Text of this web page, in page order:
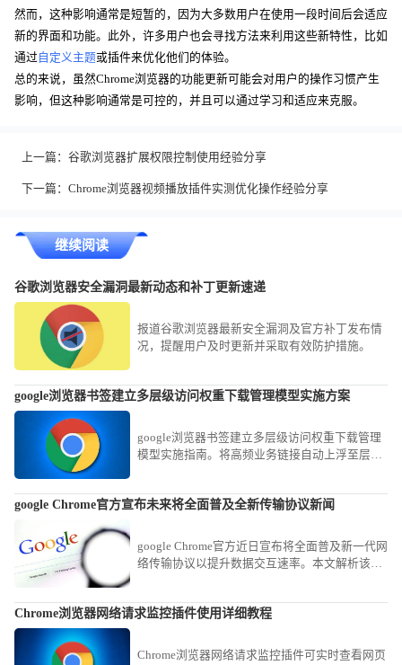
然而，这种影响通常是短暂的，因为大多数用户在使用一段时间后会适应
新的界面和功能。此外，许多用户也会寻找方法来利用这些新特性，比如
通过 自定义主题或插件来优化他们的体验。
总的来说，虽然Chrome浏览器的功能更新可能会对用户的操作习惯产生
影响，但这种影响通常是可控的，并且可以通过学习和适应来克服。
上一篇： 谷歌浏览器扩展权限控制使用经验分享
下一篇： Chrome浏览器视频播放插件实测优化操作经验分享
继续阅读
谷歌浏览器安全漏洞最新动态和补丁更新速递
报道谷歌浏览器最新安全漏洞及官方补丁发布情
况，提醒用户及时更新并采取有效防护措施。
google浏览器书签建立多层级访问权重下载管理模型实施方案
google浏览器书签建立多层级访问权重下载管理
模型实施指南。将高频业务链接自动上浮至层级
google Chrome官方宣布未来将全面普及全新传输协议新闻
google Chrome官方近日宣布将全面普及新一代网
络传输协议以提升数据交互速率。本文解析该新
Chrome浏览器网络请求监控插件使用详细教程
Chrome浏览器网络请求监控插件可实时查看网页